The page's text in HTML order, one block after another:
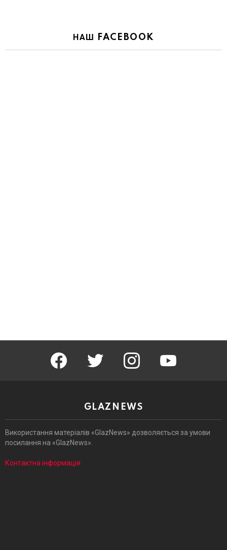
НАШ FACEBOOK
facebook twitter instagram youtube
GLAZNEWS
Використання матеріалів «GlazNews» дозволяється за умови
посилання на «GlazNews».
Контактна інформація